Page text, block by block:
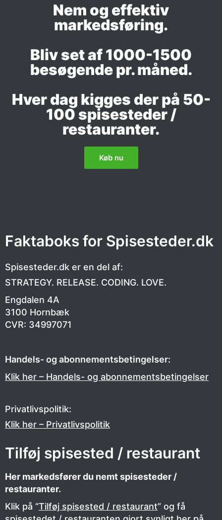
Nem og effektiv
markedsføring.
Bliv set af 1000-1500
besøgende pr. måned.
Hver dag kigges der på 50-
100 spisesteder /
restauranter.
Køb nu
Faktaboks for Spisesteder.dk
Spisesteder.dk er en del af:
STRATEGY. RELEASE. CODING. LOVE.
Engdalen 4A
3100 Hornbæk
CVR: 34997071
Handels- og abonnementsbetingelser:
Klik her – Handels- og abonnementsbetingelser
Privatlivspolitik:
Klik her – Privatlivspolitik
Tilføj spisested / restaurant
Her markedsfører du nemt spisesteder /
restauranter.
Klik på “Tilføj spisested / restaurant” og få